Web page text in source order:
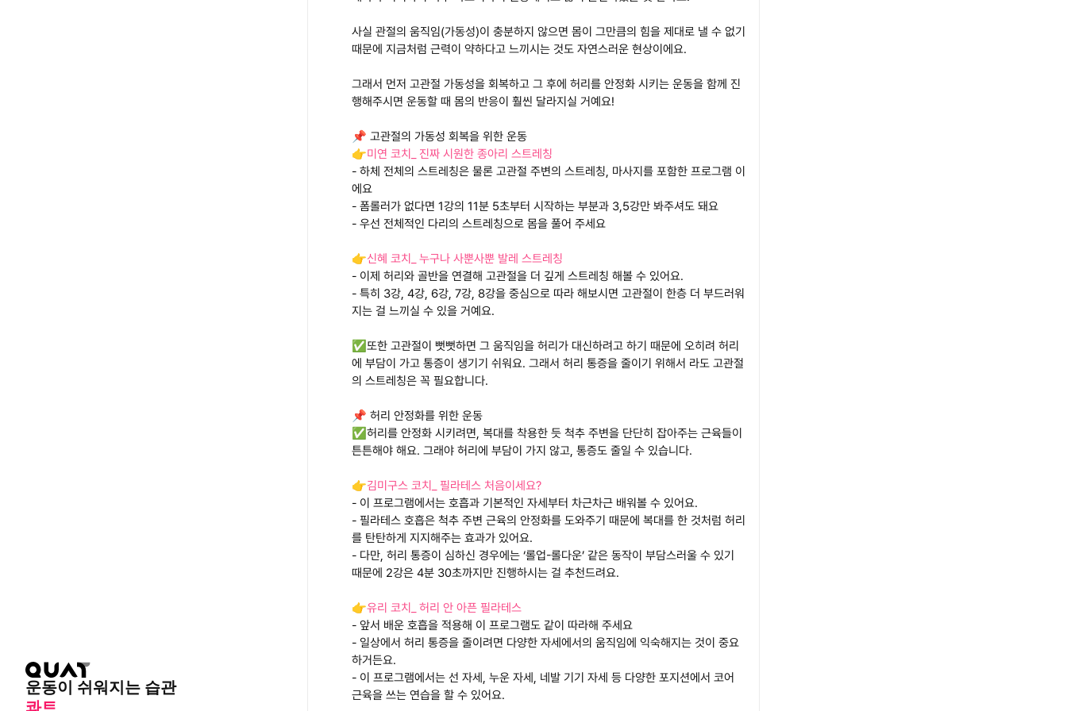
운동이 쉬워지는 습관
콰트
사실 관절의 움직임(가동성)이 충분하지 않으면 몸이 그만큼의 힘을 제대로 낼 수 없기
때문에 지금처럼 근력이 약하다고 느끼시는 것도 자연스러운 현상이에요.
그래서 먼저 고관절 가동성을 회복하고 그 후에 허리를 안정화 시키는 운동을 함께 진
행해주시면 운동할 때 몸의 반응이 훨씬 달라지실 거예요!
📌 고관절의 가동성 회복을 위한 운동
👉미연 코치_ 진짜 시원한 종아리 스트레칭
- 하체 전체의 스트레칭은 물론 고관절 주변의 스트레칭, 마사지를 포함한 프로그램 이
에요
- 폼롤러가 없다면 1강의 11분 5초부터 시작하는 부분과 3,5강만 봐주셔도 돼요
- 우선 전체적인 다리의 스트레칭으로 몸을 풀어 주세요
👉신혜 코치_ 누구나 사뿐사뿐 발레 스트레칭
- 이제 허리와 골반을 연결해 고관절을 더 깊게 스트레칭 해볼 수 있어요.
- 특히 3강, 4강, 6강, 7강, 8강을 중심으로 따라 해보시면 고관절이 한층 더 부드러워
지는 걸 느끼실 수 있을 거예요.
✅또한 고관절이 뻣뻣하면 그 움직임을 허리가 대신하려고 하기 때문에 오히려 허리
에 부담이 가고 통증이 생기기 쉬워요. 그래서 허리 통증을 줄이기 위해서 라도 고관절
의 스트레칭은 꼭 필요합니다.
📌 허리 안정화를 위한 운동
✅허리를 안정화 시키려면, 복대를 착용한 듯 척추 주변을 단단히 잡아주는 근육들이
튼튼해야 해요. 그래야 허리에 부담이 가지 않고, 통증도 줄일 수 있습니다.
👉김미구스 코치_ 필라테스 처음이세요?
- 이 프로그램에서는 호흡과 기본적인 자세부터 차근차근 배워볼 수 있어요.
- 필라테스 호흡은 척추 주변 근육의 안정화를 도와주기 때문에 복대를 한 것처럼 허리
를 탄탄하게 지지해주는 효과가 있어요.
- 다만, 허리 통증이 심하신 경우에는 ‘롤업-롤다운’ 같은 동작이 부담스러울 수 있기
때문에 2강은 4분 30초까지만 진행하시는 걸 추천드려요.
👉유리 코치_ 허리 안 아픈 필라테스
- 앞서 배운 호흡을 적용해 이 프로그램도 같이 따라해 주세요
- 일상에서 허리 통증을 줄이려면 다양한 자세에서의 움직임에 익숙해지는 것이 중요
하거든요.
- 이 프로그램에서는 선 자세, 누운 자세, 네발 기기 자세 등 다양한 포지션에서 코어
근육을 쓰는 연습을 할 수 있어요.